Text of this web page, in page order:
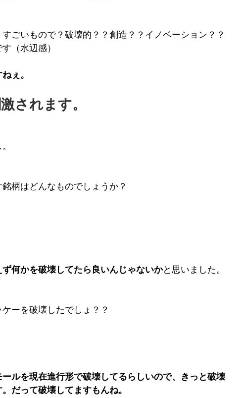
ごいもので？破壊的？？創造？？イノベーション？？
（水辺感）
ぇ。
されます。
柄はどんなものでしょうか？
ず何かを破壊してたら良いんじゃないかと思いました。
ーを破壊したでしょ？？
ルを現在進行形で破壊してるらしいので、きっと破壊
だって破壊してますもんね。